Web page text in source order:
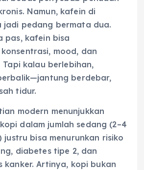
Namun, kafein di
jadi pedang bermata dua.
pas, kafein bisa
mood, dan
kalau berlebihan,
berdebar,
tidur.
modern menunjukkan
dalam jumlah sedang (2–4
justru bisa menurunkan risiko
diabetes tipe 2, dan
kanker. Artinya, kopi bukan